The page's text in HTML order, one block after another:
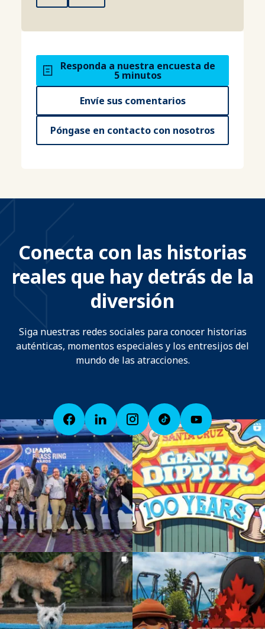
Responda a nuestra encuesta de
5 minutos
Envíe sus comentarios
Póngase en contacto con nosotros
Conecta con las historias
reales que hay detrás de la
diversión
Siga nuestras redes sociales para conocer historias
auténticas, momentos especiales y los entresijos del
mundo de las atracciones.